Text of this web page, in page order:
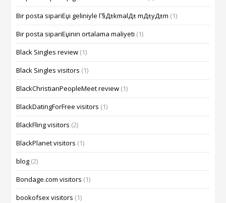
Bir posta sipariЕџi geliniyle Г§Д±kmalД± mД±yД±m (1)
Bir posta sipariЕџinin ortalama maliyeti (1)
Black Singles review (1)
Black Singles visitors (1)
BlackChristianPeopleMeet review (1)
BlackDatingForFree visitors (1)
BlackFling visitors (2)
BlackPlanet visitors (1)
blog (2)
Bondage.com visitors (1)
bookofsex visitors (1)